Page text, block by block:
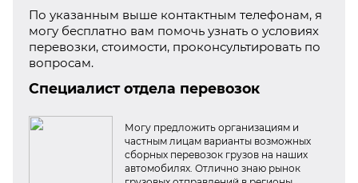
По указанным выше контактным телефонам, я
могу бесплатно вам помочь узнать о условиях
перевозки, стоимости, проконсультировать по
вопросам.
Специалист отдела перевозок
Могу предложить организациям и
частным лицам варианты возможных
сборных перевозок грузов на наших
автомобилях. Отлично знаю рынок